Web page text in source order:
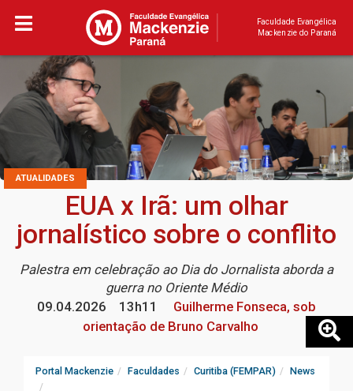
Faculdade Evangélica
Mackenzie do Paraná
ATUALIDADES
EUA x Irã: um olhar
jornalístico sobre o conflito
Palestra em celebração ao Dia do Jornalista aborda a
guerra no Oriente Médio
09.04.2026
13h11
Guilherme Fonseca, sob
orientação de Bruno Carvalho
Portal Mackenzie Faculdades Curitiba (FEMPAR) News